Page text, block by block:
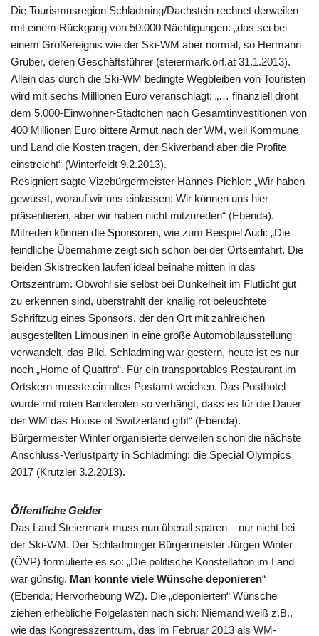
Die Tourismusregion Schladming/Dachstein rechnet derweilen
mit einem Rückgang von 50.000 Nächtigungen: „das sei bei
einem Großereignis wie der Ski-WM aber normal, so Hermann
Gruber, deren Geschäftsführer (steiermark.orf.at 31.1.2013).
Allein das durch die Ski-WM bedingte Wegbleiben von Touristen
wird mit sechs Millionen Euro veranschlagt: „… finanziell droht
dem 5.000-Einwohner-Städtchen nach Gesamtinvestitionen von
400 Millionen Euro bittere Armut nach der WM, weil Kommune
und Land die Kosten tragen, der Skiverband aber die Profite
einstreicht“ (Winterfeldt 9.2.2013).
Resigniert sagte Vizebürgermeister Hannes Pichler: „Wir haben
gewusst, worauf wir uns einlassen: Wir können uns hier
präsentieren, aber wir haben nicht mitzureden“ (Ebenda).
Mitreden können die Sponsoren, wie zum BeispielAudi: „Die
feindliche Übernahme zeigt sich schon bei der Ortseinfahrt. Die
beiden Skistrecken laufen ideal beinahe mitten in das
Ortszentrum. Obwohl sie selbst bei Dunkelheit im Flutlicht gut
zu erkennen sind, überstrahlt der knallig rot beleuchtete
Schriftzug eines Sponsors, der den Ort mit zahlreichen
ausgestellten Limousinen in eine große Automobilausstellung
verwandelt, das Bild. Schladming war gestern, heute ist es nur
noch „Home of Quattro“. Für ein transportables Restaurant im
Ortskern musste ein altes Postamt weichen. Das Posthotel
wurde mit roten Banderolen so verhängt, dass es für die Dauer
der WM das House of Switzerland gibt“ (Ebenda).
Bürgermeister Winter organisierte derweilen schon die nächste
Anschluss-Verlustparty in Schladming: die Special Olympics
2017 (Krutzler 3.2.2013).
Öffentliche Gelder
Das Land Steiermark muss nun überall sparen – nur nicht bei
der Ski-WM. Der Schladminger Bürgermeister Jürgen Winter
(ÖVP) formulierte es so: „Die politische Konstellation im Land
war günstig. Man konnte viele Wünsche deponieren“
(Ebenda; Hervorhebung WZ). Die „deponierten“ Wünsche
ziehen erhebliche Folgelasten nach sich: Niemand weiß z.B.,
wie das Kongresszentrum, das im Februar 2013 als WM-